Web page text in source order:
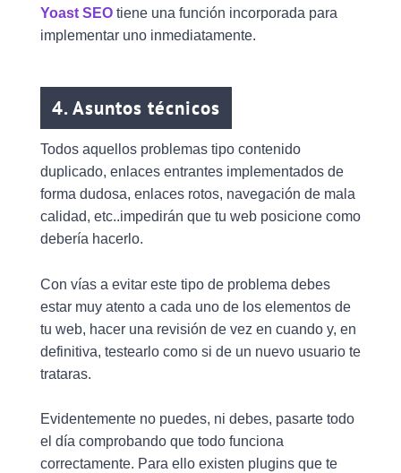
Yoast SEOtiene una función incorporada para
implementar uno inmediatamente.
4. Asuntos técnicos
Todos aquellos problemas tipo contenido
duplicado, enlaces entrantes implementados de
forma dudosa, enlaces rotos, navegación de mala
calidad, etc..impedirán que tu web posicione como
debería hacerlo.
Con vías a evitar este tipo de problema debes
estar muy atento a cada uno de los elementos de
tu web, hacer una revisión de vez en cuando y, en
definitiva, testearlo como si de un nuevo usuario te
trataras.
Evidentemente no puedes, ni debes, pasarte todo
el día comprobando que todo funciona
correctamente. Para ello existen plugins que te